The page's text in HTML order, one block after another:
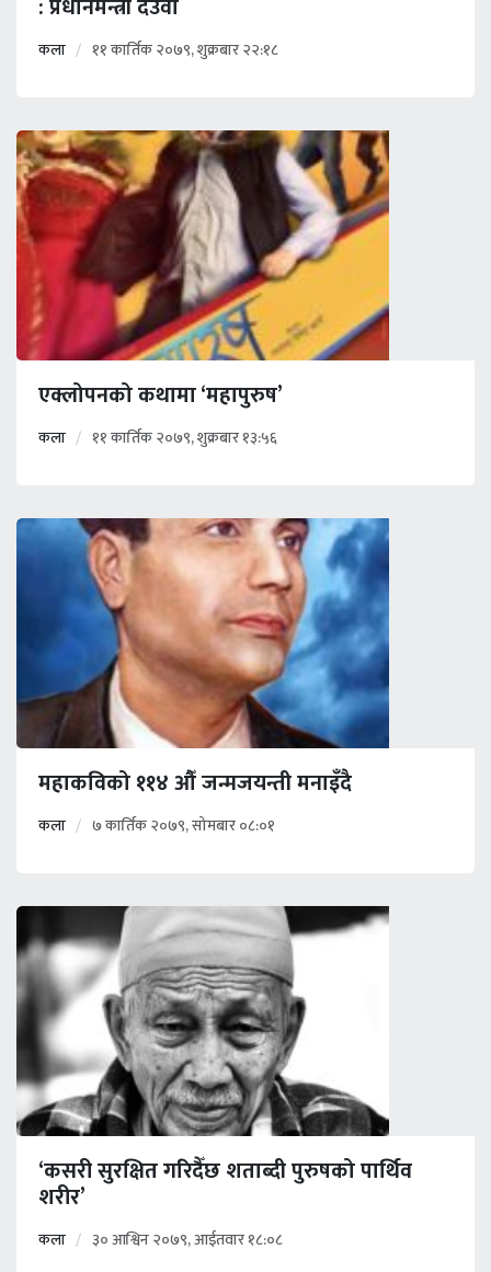
: प्रधानमन्त्री देउवा
कला ११ कार्तिक २०७९, शुक्रबार २२:१८
एक्लोपनको कथामा ‘महापुरुष’
कला ११ कार्तिक २०७९, शुक्रबार १३:५६
महाकविको ११४ औँ जन्मजयन्ती मनाइँदै
कला ७ कार्तिक २०७९, सोमबार ०८:०१
‘कसरी सुरक्षित गरिदैँछ शताब्दी पुरुषको पार्थिव
शरीर’
कला ३० आश्विन २०७९, आईतवार १८:०८